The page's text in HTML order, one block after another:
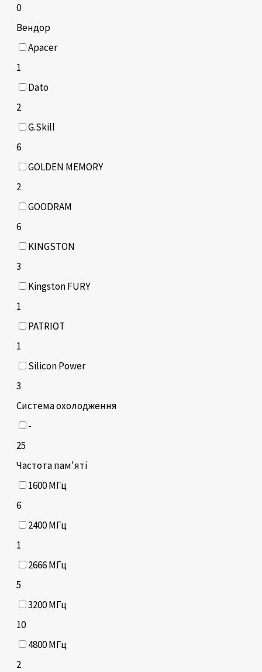
0
Вендор
Apacer
1
Dato
2
G.Skill
6
GOLDEN MEMORY
2
GOODRAM
6
KINGSTON
3
Kingston FURY
1
PATRIOT
1
Silicon Power
3
Система охолодження
-
25
Частота пам'яті
1600 МГц
6
2400 МГц
1
2666 МГц
5
3200 МГц
10
4800 МГц
2